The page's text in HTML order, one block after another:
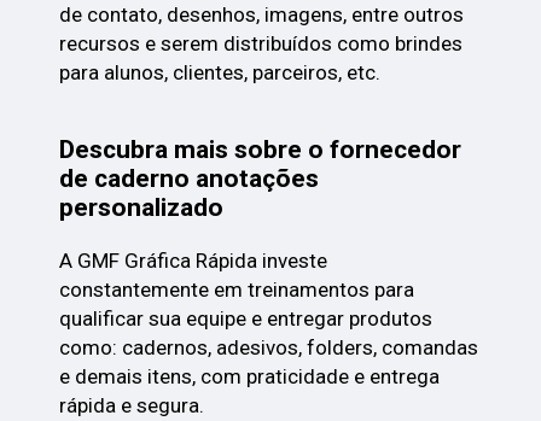
de contato, desenhos, imagens, entre outros
recursos e serem distribuídos como brindes
para alunos, clientes, parceiros, etc.
Descubra mais sobre o fornecedor
de caderno anotações
personalizado
A GMF Gráfica Rápida investe
constantemente em treinamentos para
qualificar sua equipe e entregar produtos
como: cadernos, adesivos, folders, comandas
e demais itens, com praticidade e entrega
rápida e segura.